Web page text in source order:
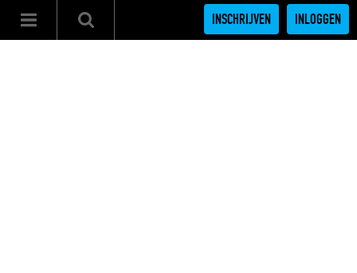
INSCHRIJVEN INLOGGEN